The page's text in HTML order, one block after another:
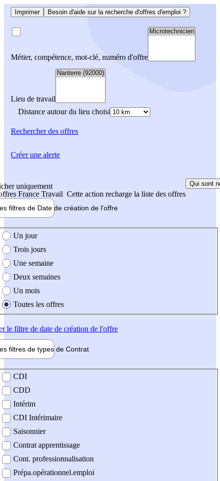
Imprimer Besoin d'aide sur la recherche d'offres d'emploi ?
Métier, compétence, mot-clé, numéro d'offre
Lieu de travail
Distance autour du lieu choisi
Rechercherdes offres
uniquement
France Travail Cette action recharge la liste des offres
Qui sont
filtres de Date de création de l'offre
création de l'offre
Un jour
Trois jours
Une semaine
Deux semaines
Un mois
Toutes les offres
le filtre de date de création de l'offre
filtres de types de Contrat
contrat
CDI
CDD
Intérim
CDI Intérimaire
Saisonnier
Contrat apprentissage
Cont. professionnalisation
Prépa.opérationnel.emploi
Créer une alerte